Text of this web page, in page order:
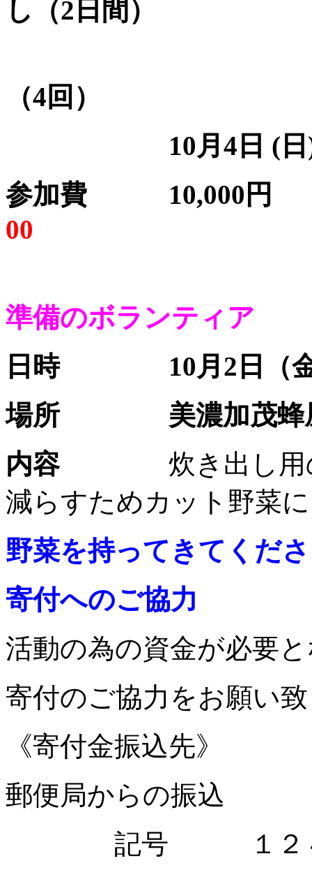
し（2 日間）
（4 回）
10 月 4 日 ( 日
参加費 10,000
00
準備のボランティア
日時 10 月 2 日
場所 美濃加茂蜂屋
内容 炊き出し
減らすためカット野菜
野菜を持ってきてくだ
寄付へのご協力
活動の為の資金が必要
寄付のご協力をお願い
《寄付金振込先》
郵便局からの振込
記号 １２４